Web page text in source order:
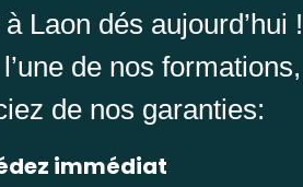
Laon dés aujourd’hui !
de nos formations,
de nos garanties:
immédiat